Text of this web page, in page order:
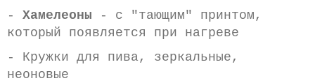
- Хамелеоны - с "тающим" принтом,
который появляется при нагреве
- Кружки для пива, зеркальные,
неоновые